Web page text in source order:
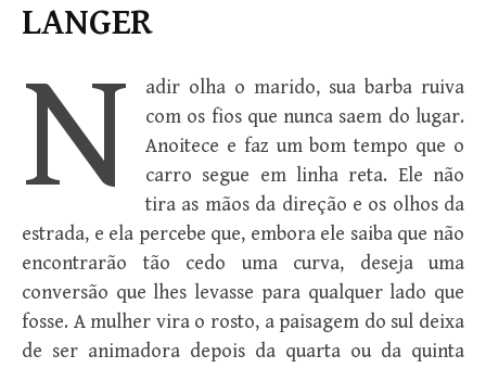
LANGER
N
adir olha o marido, sua barba ruiva
com os fios que nunca saem do lugar.
Anoitece e faz um bom tempo que o
carro segue em linha reta. Ele não
tira as mãos da direção e os olhos da
estrada, e ela percebe que, embora ele saiba que não
encontrarão tão cedo uma curva, deseja uma
conversão que lhes levasse para qualquer lado que
fosse. A mulher vira o rosto, a paisagem do sul deixa
de ser animadora depois da quarta ou da quinta